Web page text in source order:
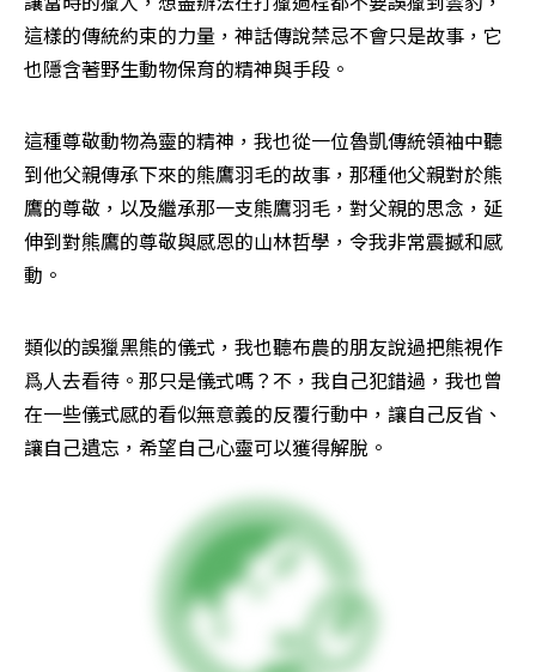
這樣的傳統約束的力量，神話傳說禁忌不會只是故事，它
也隱含著野生動物保育的精神與手段。
這種尊敬動物為靈的精神，我也從一位魯凱傳統領袖中聽
到他父親傳承下來的熊鷹羽毛的故事，那種他父親對於熊
鷹的尊敬，以及繼承那一支熊鷹羽毛，對父親的思念，延
伸到對熊鷹的尊敬與感恩的山林哲學，令我非常震撼和感
動。
類似的誤獵黑熊的儀式，我也聽布農的朋友說過把熊視作
爲人去看待。那只是儀式嗎？不，我自己犯錯過，我也曾
在一些儀式感的看似無意義的反覆行動中，讓自己反省、
讓自己遺忘，希望自己心靈可以獲得解脫。